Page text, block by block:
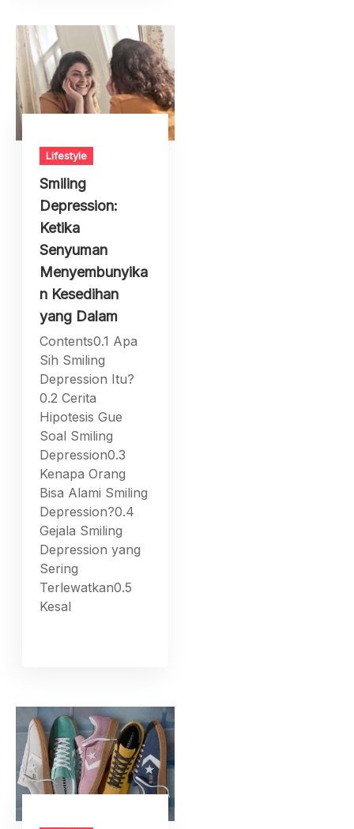
Lifestyle
Smiling
Depression:
Ketika
Senyuman
Menyembunyika
n Kesedihan
yang Dalam
Contents0.1 Apa
Sih Smiling
Depression Itu?
0.2 Cerita
Hipotesis Gue
Soal Smiling
Depression0.3
Kenapa Orang
Bisa Alami Smiling
Depression?0.4
Gejala Smiling
Depression yang
Sering
Terlewatkan0.5
Kesal